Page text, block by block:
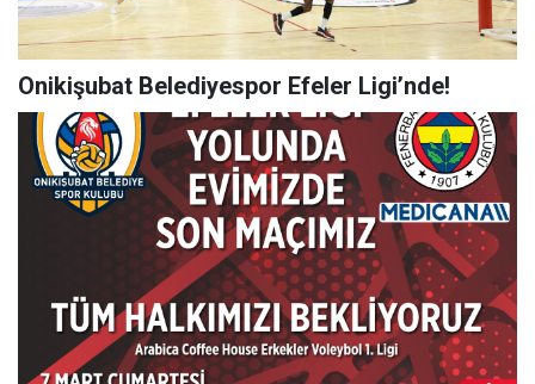
Onikişubat Belediyespor Efeler Ligi’nde!